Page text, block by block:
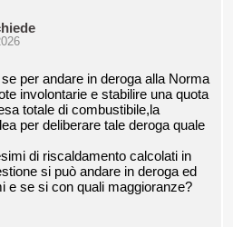
per andare in deroga alla Norma
involontarie e stabilire una quota
totale di combustibile,la
per deliberare tale deroga quale
di riscaldamento calcolati in
si può andare in deroga ed
e se si con quali maggioranze?